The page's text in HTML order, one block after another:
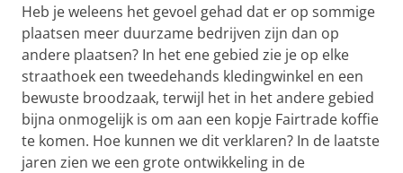
Heb je weleens het gevoel gehad dat er op sommige
plaatsen meer duurzame bedrijven zijn dan op
andere plaatsen? In het ene gebied zie je op elke
straathoek een tweedehands kledingwinkel en een
bewuste broodzaak, terwijl het in het andere gebied
bijna onmogelijk is om aan een kopje Fairtrade koffie
te komen. Hoe kunnen we dit verklaren? In de laatste
jaren zien we een grote ontwikkeling in de